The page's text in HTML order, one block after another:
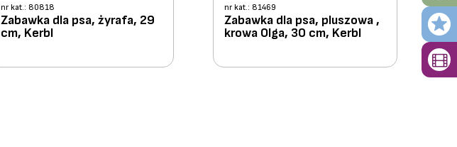
nr kat.: 80818
Zabawka dla psa, żyrafa, 29
cm, Kerbl
nr kat.: 81469
Zabawka dla psa, pluszowa ,
krowa Olga, 30 cm, Kerbl